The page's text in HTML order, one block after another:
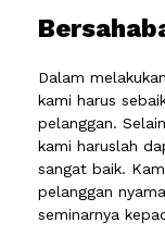
Dalam
kami harus
pelanggan.
kami haruslah
sangat baik.
pelanggan
seminarnya